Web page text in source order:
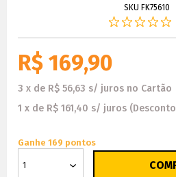
SKU FK75610
R$ 169,90
3 x de R$ 56,63 s/ juros no Cartão
1 x de R$ 161,40 s/ juros (Desconto
Ganhe 169 pontos